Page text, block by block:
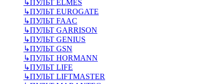
↳ПУЛЬТ ELMES
↳ПУЛЬТ EUROGATE
↳ПУЛЬТ FAAC
↳ПУЛЬТ GARRISON
↳ПУЛЬТ GENIUS
↳ПУЛЬТ GSN
↳ПУЛЬТ HORMANN
↳ПУЛЬТ LIFE
↳ПУЛЬТ LIFTMASTER